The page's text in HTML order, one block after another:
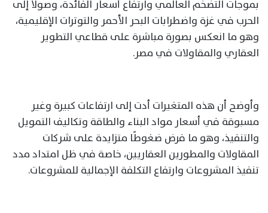
بموجات التضخم العالمي وارتفاع أسعار الفائدة، وصولًا إلى
الحرب في غزة واضطرابات البحر الأحمر والتوترات الإقليمية،
وهو ما انعكس بصورة مباشرة على قطاعي التطوير
العقاري والمقاولات في مصر.
وأوضح أن هذه المتغيرات أدت إلى ارتفاعات كبيرة وغير
مسبوقة في أسعار مواد البناء والطاقة وتكاليف التمويل
والتنفيذ، وهو ما فرض ضغوطًا متزايدة على شركات
المقاولات والمطورين العقاريين، خاصة في ظل امتداد مدد
تنفيذ المشروعات وارتفاع التكلفة الإجمالية للمشروعات.